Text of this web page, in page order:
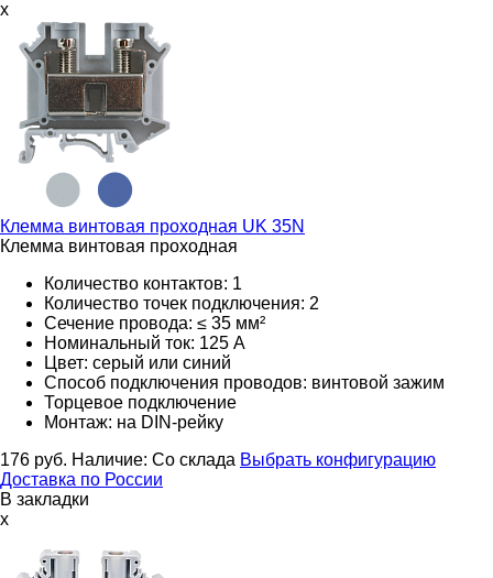
x
Клемма винтовая проходная UK 35N
Клемма винтовая проходная
Количество контактов: 1
Количество точек подключения: 2
Сечение провода: ≤ 35 мм²
Номинальный ток: 125 А
Цвет: серый или синий
Способ подключения проводов: винтовой зажим
Торцевое подключение
Монтаж: на DIN-рейку
176 руб. Наличие: Со склада Выбрать конфигурацию
Доставка по России
В закладки
x